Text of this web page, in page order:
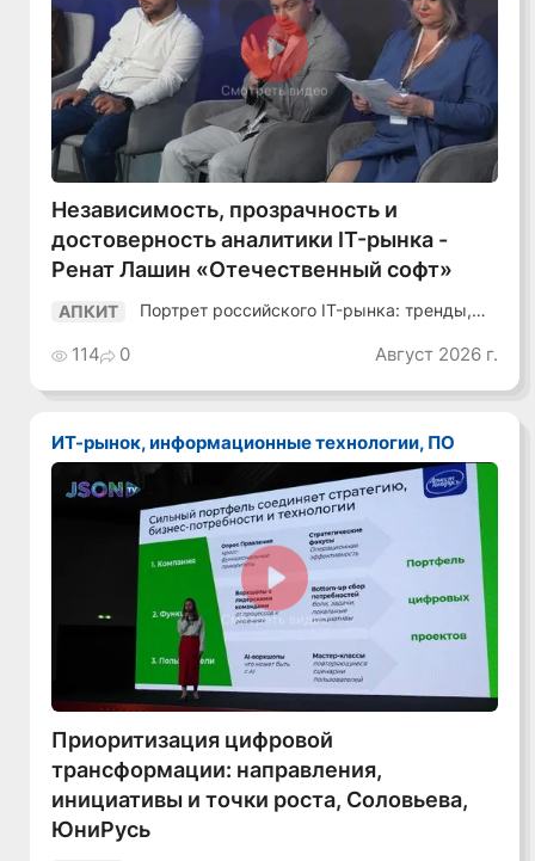
Смотреть видео
Независимость, прозрачность и
достоверность аналитики IT-рынка -
Ренат Лашин «Отечественный софт»
АПКИТ
Портрет российского IT-рынка: тренды,
114 0 Август 2026 г.
ИТ-рынок, информационные технологии, ПО
Смотреть видео
Приоритизация цифровой
трансформации: направления,
инициативы и точки роста, Соловьева,
ЮниРусь